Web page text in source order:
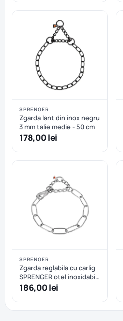
SPRENGER
Zgarda lant din inox negru
3 mm talie medie - 50 cm
178,00 lei
SPRENGER
Zgarda reglabila cu carlig
SPRENGER otel inoxidabil
- 80 cm
186,00 lei